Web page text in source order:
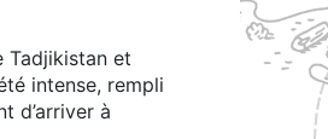
Tadjikistan et
intense, rempli
d’arriver à